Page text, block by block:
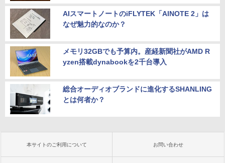
AIスマートノートのiFLYTEK「AINOTE 2」は
なぜ魅力的なのか？
メモリ32GBでも予算内。産経新聞社がAMD R
yzen搭載dynabookを2千台導入
総合オーディオブランドに進化するSHANLING
とは何者か？
本サイトのご利用について お問い合わせ